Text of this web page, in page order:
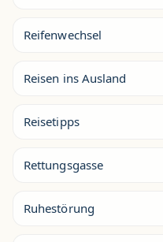
Reifenwechsel
Reisen ins Ausland
Reisetipps
Rettungsgasse
Ruhestörung